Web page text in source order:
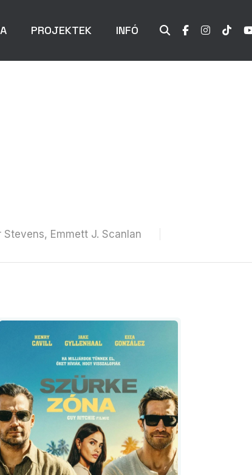
PROJEKTEK INFÓ
Emmett J. Scanlan